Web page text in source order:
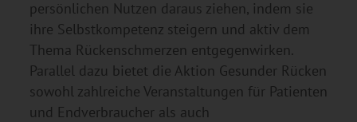
persönlichen Nutzen daraus ziehen, indem sie
ihre Selbstkompetenz steigern und aktiv dem
Thema Rückenschmerzen entgegenwirken.
Parallel dazu bietet die Aktion Gesunder Rücken
sowohl zahlreiche Veranstaltungen für Patienten
und Endverbraucher als auch